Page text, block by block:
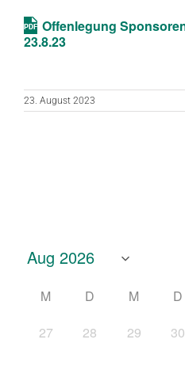
Offenlegung
23.8.23
23. August 2023
M D M D
27
28 29 30